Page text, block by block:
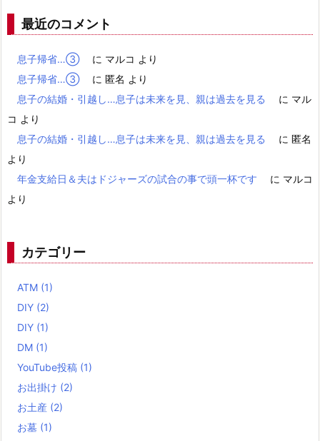
最近のコメント
息子帰省…③ に マルコ より
息子帰省…③
に 匿名 より
息子の結婚・引越し…息子は未来を見、親は過去を見る
に マル
コ より
息子の結婚・引越し…息子は未来を見、親は過去を見る
に 匿名
より
年金支給日＆夫はドジャーズの試合の事で頭一杯です
に マルコ
より
カテゴリー
ATM (1)
DIY (2)
DIY (1)
DM (1)
YouTube投稿 (1)
お出掛け (2)
お土産 (2)
お墓 (1)